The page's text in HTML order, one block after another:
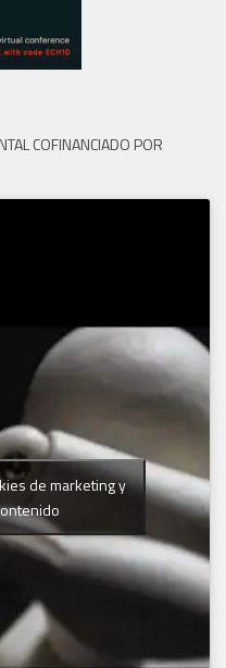
COFINANCIADO POR
de marketing y